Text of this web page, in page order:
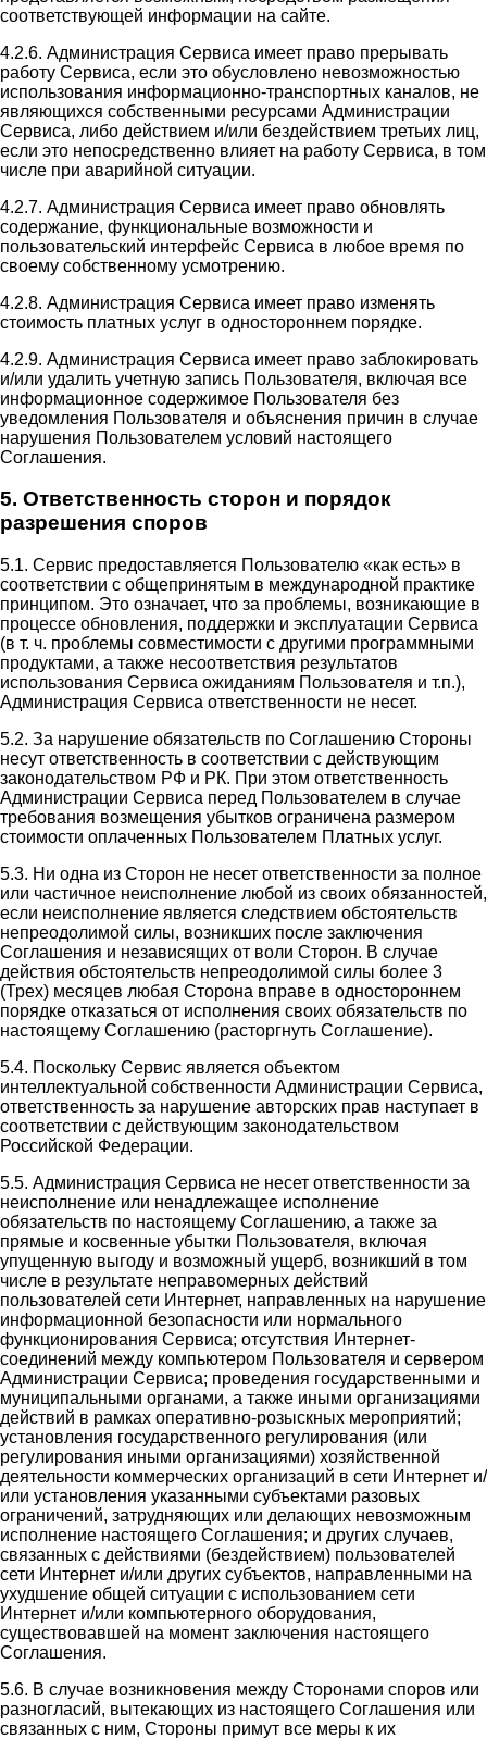
соответствующей информации на сайте.
4.2.6. Администрация Сервиса имеет право прерывать
работу Сервиса, если это обусловлено невозможностью
использования информационно-транспортных каналов, не
являющихся собственными ресурсами Администрации
Сервиса, либо действием и/или бездействием третьих лиц,
если это непосредственно влияет на работу Сервиса, в том
числе при аварийной ситуации.
4.2.7. Администрация Сервиса имеет право обновлять
содержание, функциональные возможности и
пользовательский интерфейс Сервиса в любое время по
своему собственному усмотрению.
4.2.8. Администрация Сервиса имеет право изменять
стоимость платных услуг в одностороннем порядке.
4.2.9. Администрация Сервиса имеет право заблокировать
и/или удалить учетную запись Пользователя, включая все
информационное содержимое Пользователя без
уведомления Пользователя и объяснения причин в случае
нарушения Пользователем условий настоящего
Соглашения.
5. Ответственность сторон и порядок
разрешения споров
5.1. Сервис предоставляется Пользователю «как есть» в
соответствии с общепринятым в международной практике
принципом. Это означает, что за проблемы, возникающие в
процессе обновления, поддержки и эксплуатации Сервиса
(в т. ч. проблемы совместимости с другими программными
продуктами, а также несоответствия результатов
использования Сервиса ожиданиям Пользователя и т.п.),
Администрация Сервиса ответственности не несет.
5.2. За нарушение обязательств по Соглашению Стороны
несут ответственность в соответствии с действующим
законодательством РФ и РК. При этом ответственность
Администрации Сервиса перед Пользователем в случае
требования возмещения убытков ограничена размером
стоимости оплаченных Пользователем Платных услуг.
5.3. Ни одна из Сторон не несет ответственности за полное
или частичное неисполнение любой из своих обязанностей,
если неисполнение является следствием обстоятельств
непреодолимой силы, возникших после заключения
Соглашения и независящих от воли Сторон. В случае
действия обстоятельств непреодолимой силы более 3
(Трех) месяцев любая Сторона вправе в одностороннем
порядке отказаться от исполнения своих обязательств по
настоящему Соглашению (расторгнуть Соглашение).
5.4. Поскольку Сервис является объектом
интеллектуальной собственности Администрации Сервиса,
ответственность за нарушение авторских прав наступает в
соответствии с действующим законодательством
Российской Федерации.
5.5. Администрация Сервиса не несет ответственности за
неисполнение или ненадлежащее исполнение
обязательств по настоящему Соглашению, а также за
прямые и косвенные убытки Пользователя, включая
упущенную выгоду и возможный ущерб, возникший в том
числе в результате неправомерных действий
пользователей сети Интернет, направленных на нарушение
информационной безопасности или нормального
функционирования Сервиса; отсутствия Интернет-
соединений между компьютером Пользователя и сервером
Администрации Сервиса; проведения государственными и
муниципальными органами, а также иными организациями
действий в рамках оперативно-розыскных мероприятий;
установления государственного регулирования (или
регулирования иными организациями) хозяйственной
деятельности коммерческих организаций в сети Интернет и/
или установления указанными субъектами разовых
ограничений, затрудняющих или делающих невозможным
исполнение настоящего Соглашения; и других случаев,
связанных с действиями (бездействием) пользователей
сети Интернет и/или других субъектов, направленными на
ухудшение общей ситуации с использованием сети
Интернет и/или компьютерного оборудования,
существовавшей на момент заключения настоящего
Соглашения.
5.6. В случае возникновения между Сторонами споров или
разногласий, вытекающих из настоящего Соглашения или
связанных с ним, Стороны примут все меры к их